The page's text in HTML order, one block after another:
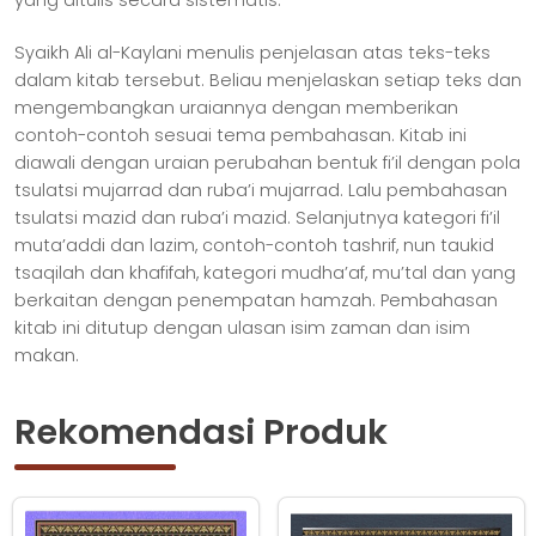
Syaikh Ali al-Kaylani menulis penjelasan atas teks-teks
dalam kitab tersebut. Beliau menjelaskan setiap teks dan
mengembangkan uraiannya dengan memberikan
contoh-contoh sesuai tema pembahasan. Kitab ini
diawali dengan uraian perubahan bentuk fi’il dengan pola
tsulatsi mujarrad dan ruba’i mujarrad. Lalu pembahasan
tsulatsi mazid dan ruba’i mazid. Selanjutnya kategori fi’il
muta’addi dan lazim, contoh-contoh tashrif, nun taukid
tsaqilah dan khafifah, kategori mudha’af, mu’tal dan yang
berkaitan dengan penempatan hamzah. Pembahasan
kitab ini ditutup dengan ulasan isim zaman dan isim
makan.
Rekomendasi Produk
Produk
Produk